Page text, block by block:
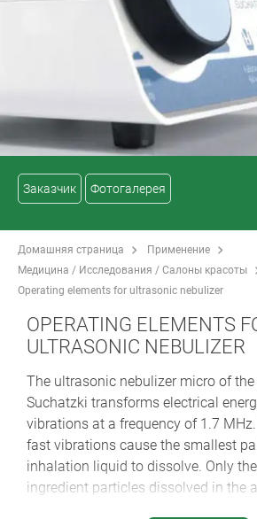
Заказчик Фотогалерея
Домашняя страница
Применение
Медицина / Исследования / Салоны красоты
Operating elements for ultrasonic nebulizer
OPERATING ELEMENTS
ULTRASONIC NEBULIZER
The ultrasonic nebulizer micro of
Suchatzki transforms electrical
vibrations at a frequency of 1.7
fast vibrations cause the smallest
inhalation liquid to dissolve. Only
ingredient particles dissolved in the